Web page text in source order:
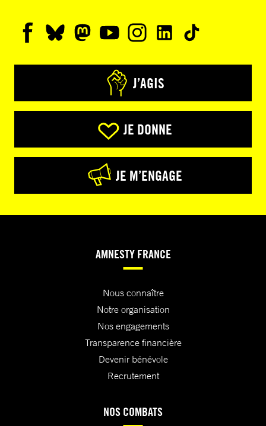
J’AGIS
JE DONNE
JE M’ENGAGE
AMNESTY FRANCE
Nous connaître
Notre organisation
Nos engagements
Transparence financière
Devenir bénévole
Recrutement
NOS COMBATS